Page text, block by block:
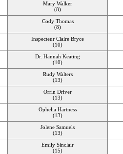
Mary Walker
(8)
Cody Thomas
(8)
Inspecteur Claire Bryce
(10)
Dr. Hannah Keating
(10)
Rudy Walters
(13)
Orrin Driver
(13)
Ophelia Hartness
(13)
Jolene Samuels
(13)
Emily Sinclair
(15)